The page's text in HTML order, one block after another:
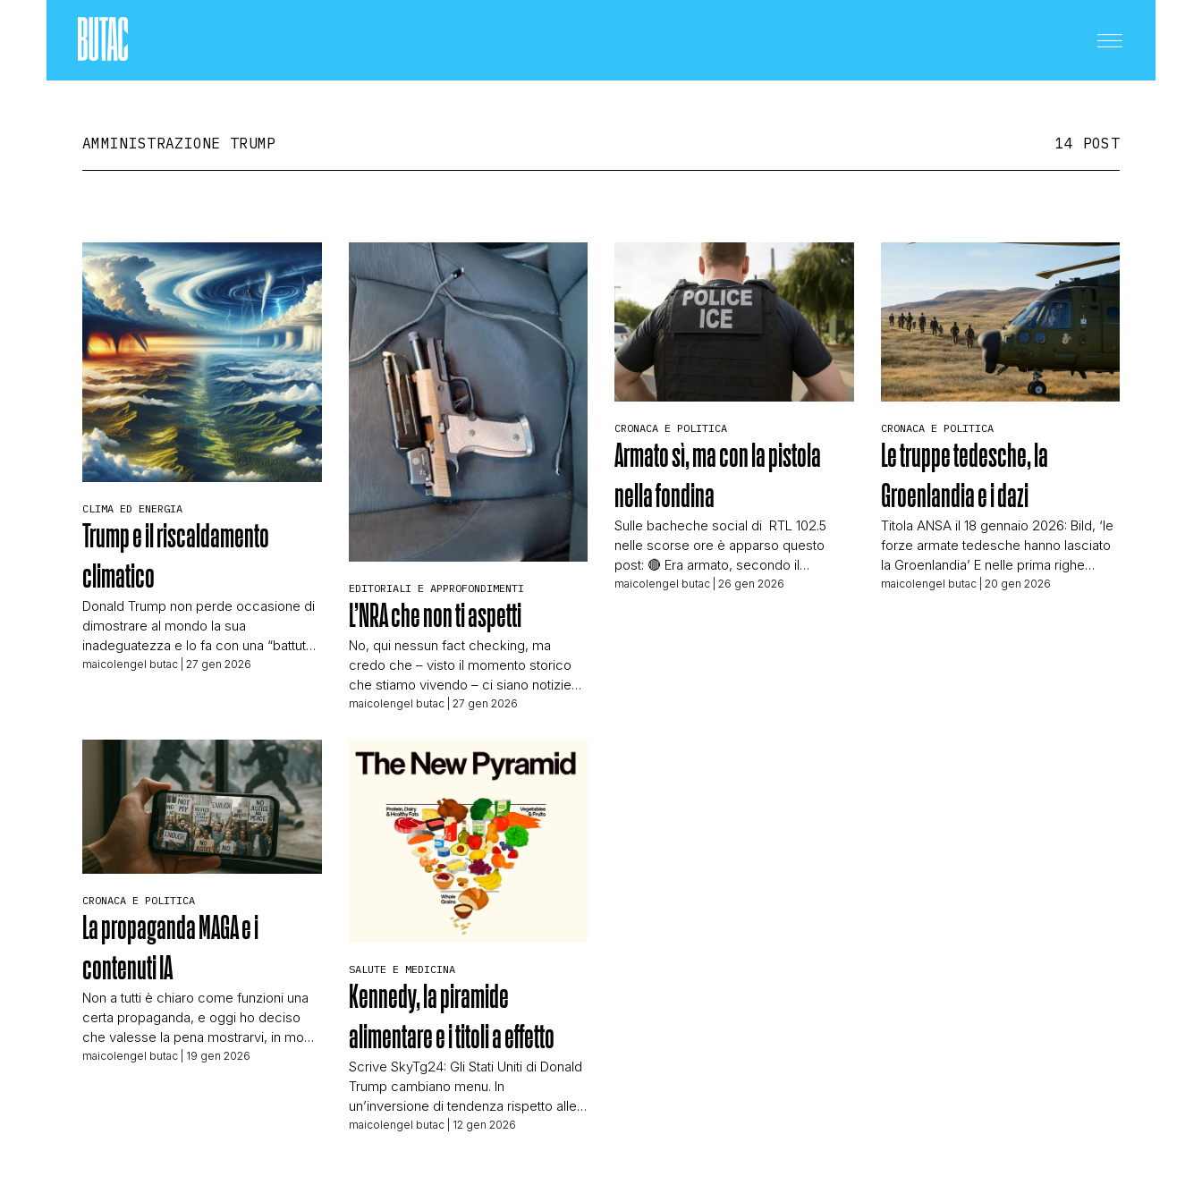
SCIENZA E TECNOLOGIA
SALUTE E MEDICINA
STORIA E CITAZIONI
INTRATTENIMENTO
COMPLOTTI, LEGGENDE URBANE ED EVERGREEN
EDITORIALI
TRUFFE E SOCIAL NETWORK
CLIMA ED ENERGIA
CONTATTI
CHI SIAMO
AMMINISTRAZIONE TRUMP 14 POST
CLIMA ED ENERGIA
Trump e il riscaldamento
climatico
Donald Trump non perde occasione di
dimostrare al mondo la sua
inadeguatezza e lo fa con una “battuta”
da anziano subito prima che una
suo social network: Record Cold Wave
expected to hit 40 States. Rarely […]
maicolengel butac | 27 gen 2026
EDITORIALI E APPROFONDIMENTI
L’NRA che non ti aspetti
No, qui nessun fact checking, ma
credo che – visto il momento storico
che stiamo vivendo – ci siano notizie
che, proprio perché sulla stampa
possibile. Parliamo sempre della morte
del 37enne Alex Pretti, morte in seguito
alla quale l’Homeland Security ha
pubblicato questo comunicato: At […]
maicolengel butac| 27 gen 2026
CRONACA E POLITICA
Armato sì, ma con la pistola
nella fondina
Sulle bacheche social di RTL 102.5
nelle scorse ore è apparso questo
post: 🔴 Era armato, secondo il
Dipartimento per la sicurezza
maicolengel butac | 26 gen 2026
CRONACA E POLITICA
Le truppe tedesche, la
Groenlandia e i dazi
Titola ANSA il 18 gennaio 2026: Bild, ‘le
forze armate tedesche hanno lasciato
la Groenlandia’ E nelle prima righe
riportano: ‘L’ordine è arrivato da Berlino
maicolengel butac| 20 gen 2026
CRONACA E POLITICA
La propaganda MAGA e i
contenuti IA
Non a tutti è chiaro come funzioni una
certa propaganda, e oggi ho deciso
che valesse la pena mostrarvi, in modo
pratico, un esempio di come alcuni
maicolengel butac | 19 gen 2026
SALUTE E MEDICINA
Kennedy, la piramide
alimentare e i titoli a effetto
Scrive SkyTg24: Gli Stati Uniti di Donald
Trump cambiano menu. In
un’inversione di tendenza rispetto alle
precedenti linee guida
maicolengel butac| 12 gen 2026